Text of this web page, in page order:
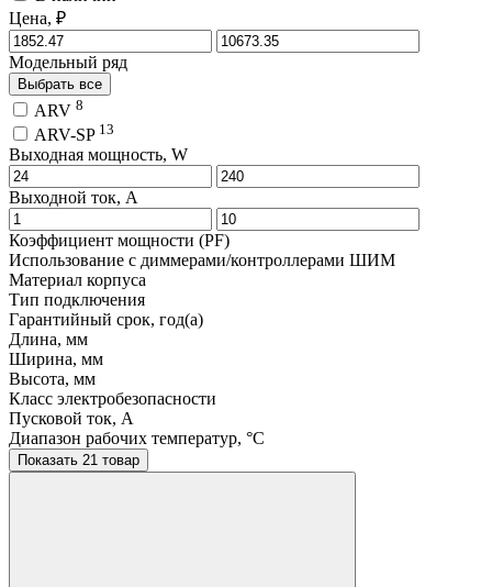
Цена, ₽
Модельный ряд
Выбрать все
ARV 8
ARV-SP 13
Выходная мощность, W
Выходной ток, A
Коэффициент мощности (PF)
Использование с диммерами/контроллерами ШИМ
Материал корпуса
Тип подключения
Гарантийный срок, год(а)
Длина, мм
Ширина, мм
Высота, мм
Класс электробезопасности
Пусковой ток, A
Диапазон рабочих температур, °C
Показать 21 товар